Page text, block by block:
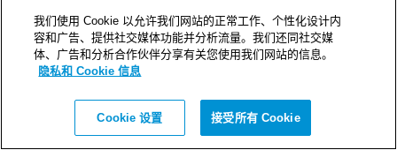
GE 6x3 AISI316
外形尺寸 WxHxD (mm)
496 x 332 x 100
重量 (kg)
5GE0000004465
我们使用 Cookie 以允许我们网站的正常工作、个性化设计内
容和广告、提供社交媒体功能并分析流量。我们还同社交媒
体、广告和分析合作伙伴分享有关您使用我们网站的信息。
隐私和 Cookie 信息
Cookie 设置 接受所有 Cookie